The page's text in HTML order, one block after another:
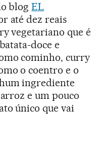
blogEL
até dez reais
vegetariano que é
doce e
cominho, curry
o coentro e o
ingrediente
e um pouco
único que vai